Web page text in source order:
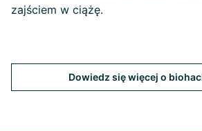
zajściem w ciążę.
Dowiedz się więcej o